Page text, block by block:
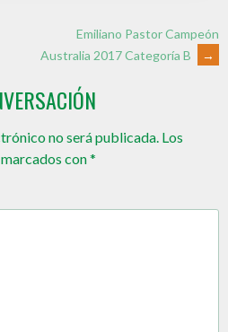
Emiliano Pastor Campeón
Australia 2017 Categoría B
→
no será publicada. Los
con*